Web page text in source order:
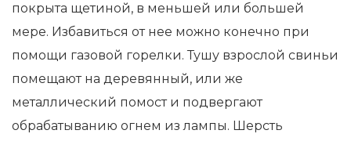
покрыта щетиной, в меньшей или большей
мере. Избавиться от нее можно конечно при
помощи газовой горелки. Тушу взрослой свиньи
помещают на деревянный, или же
металлический помост и подвергают
обрабатыванию огнем из лампы. Шерсть